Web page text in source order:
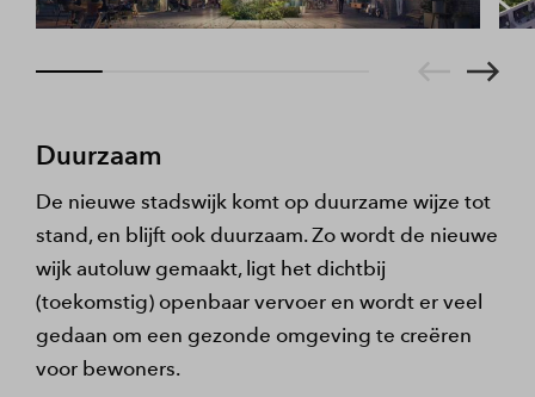
Duurzaam
De nieuwe stadswijk komt op duurzame wijze tot
stand, en blijft ook duurzaam. Zo wordt de nieuwe
wijk autoluw gemaakt, ligt het dichtbij
(toekomstig) openbaar vervoer en wordt er veel
gedaan om een gezonde omgeving te creëren
voor bewoners.